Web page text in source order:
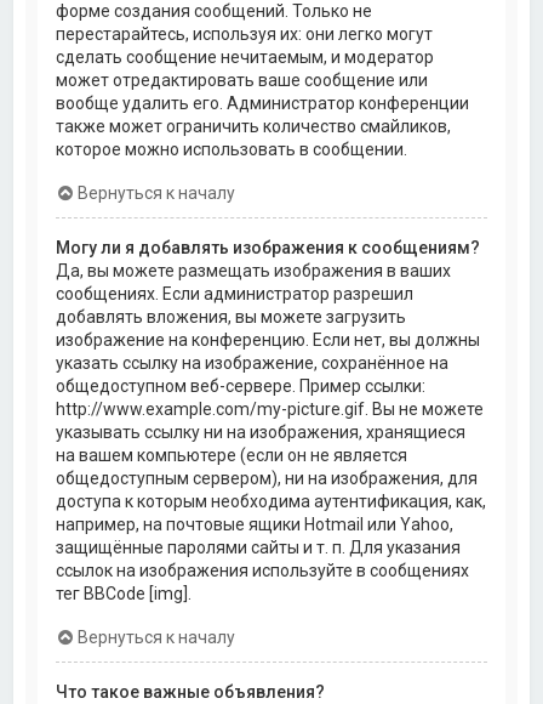
форме создания сообщений. Только не
перестарайтесь, используя их: они легко могут
сделать сообщение нечитаемым, и модератор
может отредактировать ваше сообщение или
вообще удалить его. Администратор конференции
также может ограничить количество смайликов,
которое можно использовать в сообщении.
Вернуться к началу
Могу ли я добавлять изображения к сообщениям?
Да, вы можете размещать изображения в ваших
сообщениях. Если администратор разрешил
добавлять вложения, вы можете загрузить
изображение на конференцию. Если нет, вы должны
указать ссылку на изображение, сохранённое на
общедоступном веб-сервере. Пример ссылки:
http://www.example.com/my-picture.gif. Вы не можете
указывать ссылку ни на изображения, хранящиеся
на вашем компьютере (если он не является
общедоступным сервером), ни на изображения, для
доступа к которым необходима аутентификация, как,
например, на почтовые ящики Hotmail или Yahoo,
защищённые паролями сайты и т. п. Для указания
ссылок на изображения используйте в сообщениях
тег BBCode [img].
Вернуться к началу
Что такое важные объявления?